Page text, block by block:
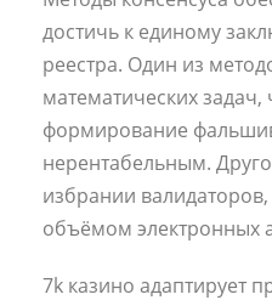
достичь к единому
реестра. Один из
математических задач,
формирование
нерентабельным.
избрании
объёмом электронных
7k казино адаптирует